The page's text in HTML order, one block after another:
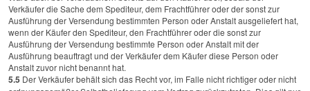
Verkäufer die Sache dem Spediteur, dem Frachtführer oder der sonst zur
Ausführung der Versendung bestimmten Person oder Anstalt ausgeliefert hat,
wenn der Käufer den Spediteur, den Frachtführer oder die sonst zur
Ausführung der Versendung bestimmte Person oder Anstalt mit der
Ausführung beauftragt und der Verkäufer dem Käufer diese Person oder
Anstalt zuvor nicht benannt hat.
5.5 Der Verkäufer behält sich das Recht vor, im Falle nicht richtiger oder nicht